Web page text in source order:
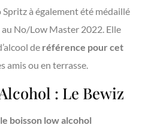
à également été médaillé
au No/Low Master 2022. Elle
de référence pour cet
amis ou en terrasse.
: Le Bewiz
boisson low alcohol